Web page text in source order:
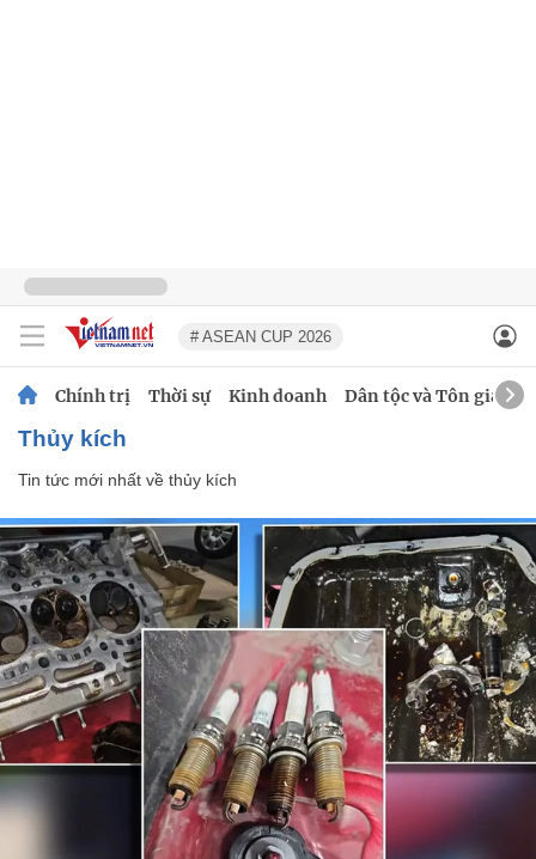
# ASEAN CUP 2026
Chính trị Thời sự Kinh doanh Dân tộc và Tôn giáo
thủy kích
Tin tức mới nhất về thủy kích